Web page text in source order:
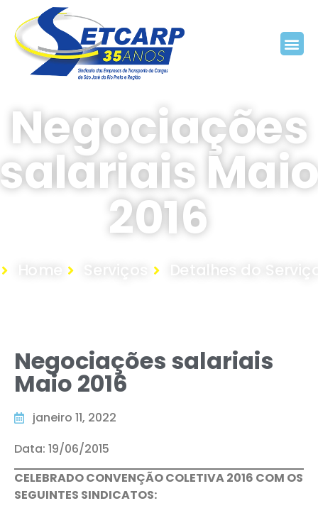
Negociações
salariais Maio
2016
Home Serviços Detalhes do
Negociações salariais
Maio 2016
janeiro 11, 2022
Data: 19/06/2015
CELEBRADO CONVENÇÃO COLETIVA 2016 COM OS
SEGUINTES SINDICATOS: